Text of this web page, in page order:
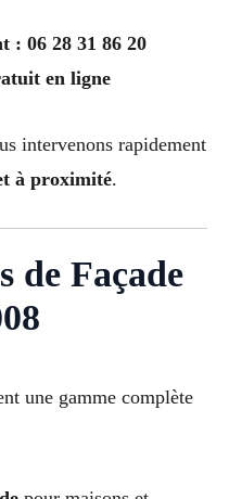
: 06 28 31 86 20
en ligne
intervenons rapidement
à proximité.
de Façade
une gamme complète